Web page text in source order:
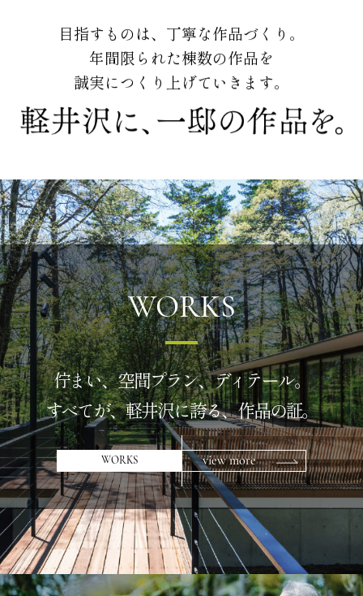
目指すものは、丁寧な作品づくり。
年間限られた棟数の作品を
誠実につくり上げていきます。
WORKS
佇まい、空間プラン、ディテール。
すべてが、軽井沢に誇る、作品の証。
WORKS view more